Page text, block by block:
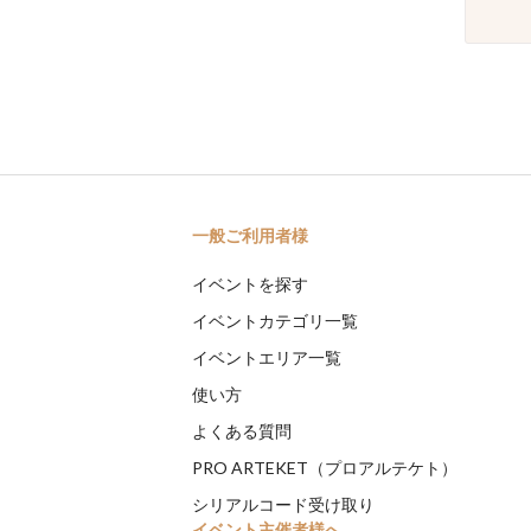
一般ご利用者様
イベントを探す
イベントカテゴリ一覧
イベントエリア一覧
使い方
よくある質問
PRO ARTEKET（プロアルテケト）
シリアルコード受け取り